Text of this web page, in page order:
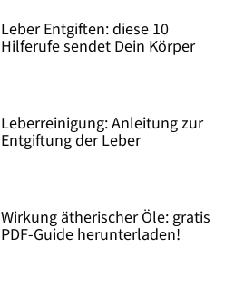
Leber Entgiften: diese 10
Hilferufe sendet Dein Körper
Leberreinigung: Anleitung zur
Entgiftung der Leber
Wirkung ätherischer Öle: gratis
PDF-Guide herunterladen!